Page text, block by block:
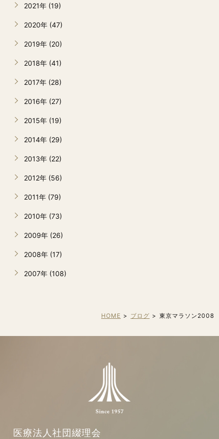
2021年 (19)
2020年 (47)
2019年 (20)
2018年 (41)
2017年 (28)
2016年 (27)
2015年 (19)
2014年 (29)
2013年 (22)
2012年 (56)
2011年 (79)
2010年 (73)
2009年 (26)
2008年 (17)
2007年 (108)
HOME ブログ 東京マラソン2008
医療法人社団綴理会